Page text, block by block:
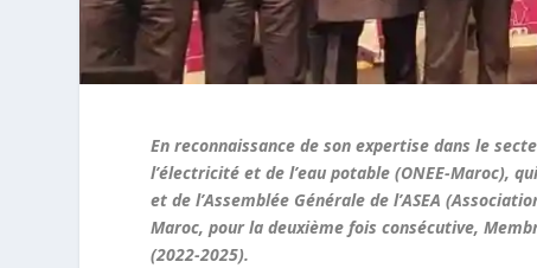
En reconnaissance de son expertise dans le
l’électricité et de l’eau potable (ONEE-Maroc),
et de l’Assemblée Générale de l’ASEA
Maroc, pour la deuxième fois consécutive,
(2022-2025).